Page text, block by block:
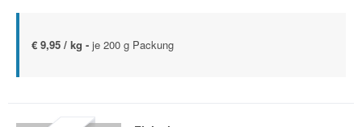
€ 9,95 / kg - je 200 g Packung